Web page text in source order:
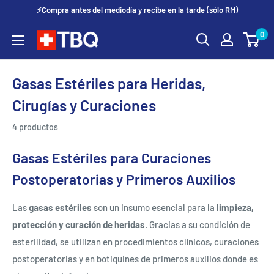
contenido
⚡Compra antes del mediodía y recibe en la tarde (sólo RM)
tubotiquin.cl 0
Gasas Estériles para Heridas,
Cirugías y Curaciones
4 productos
Gasas Estériles para Curaciones
Postoperatorias y Primeros Auxilios
Lasgasas estériles son un insumo esencial para la limpieza,
protección y curación de heridas. Gracias a su condición de
esterilidad, se utilizan en procedimientos clínicos, curaciones
postoperatorias y en botiquines de primeros auxilios donde es